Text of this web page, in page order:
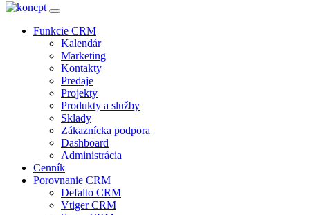
Funkcie CRM
Kalendár
Marketing
Kontakty
Predaje
Projekty
Produkty a služby
Sklady
Zákaznícka podpora
Dashboard
Administrácia
Cenník
Porovnanie CRM
Defalto CRM
Vtiger CRM